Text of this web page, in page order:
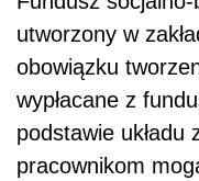
utworzony w
obowiązku
wypłacane z
podstawie układu
pracownikom